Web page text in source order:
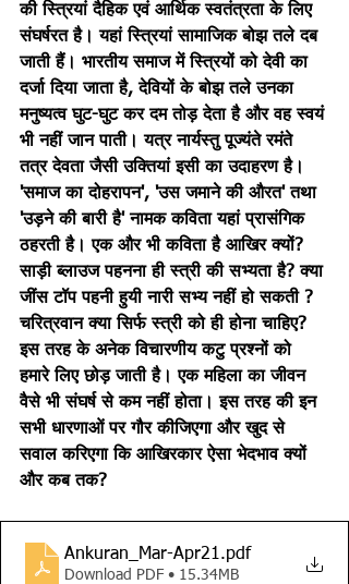
की स्त्रियां दैहिक एवं आर्थिक स्वतंत्रता के लिए
संघर्षरत है। यहां स्त्रियां सामाजिक बोझ तले दब
जाती हैं। भारतीय समाज में स्त्रियों को देवी का
दर्जा दिया जाता है, देवियों के बोझ तले उनका
मनुष्यत्व घुट-घुट कर दम तोड़ देता है और वह स्वयं
भी नहीं जान पाती। यत्र नार्यस्तु पूज्यंते रमंते
तत्र देवता जैसी उक्तियां इसी का उदाहरण है।
'समाज का दोहरापन', 'उस जमाने की औरत' तथा
'उड़ने की बारी है' नामक कविता यहां प्रासंगिक
ठहरती है। एक और भी कविता है आखिर क्यों?
साड़ी ब्लाउज पहनना ही स्त्री की सभ्यता है? क्या
जींस टॉप पहनी हुयी नारी सभ्य नहीं हो सकती ?
चरित्रवान क्या सिर्फ स्त्री को ही होना चाहिए?
इस तरह के अनेक विचारणीय कटु प्रश्नों को
हमारे लिए छोड़ जाती है। एक महिला का जीवन
वैसे भी संघर्ष से कम नहीं होता। इस तरह की इन
सभी धारणाओं पर गौर कीजिएगा और खुद से
सवाल करिएगा कि आखिरकार ऐसा भेदभाव क्यों
और कब तक?
Ankuran_Mar-Apr21.pdf
Download PDF • 15.34MB